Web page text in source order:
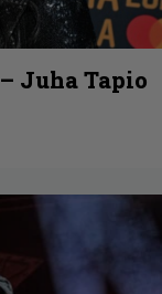
Juha Tapio